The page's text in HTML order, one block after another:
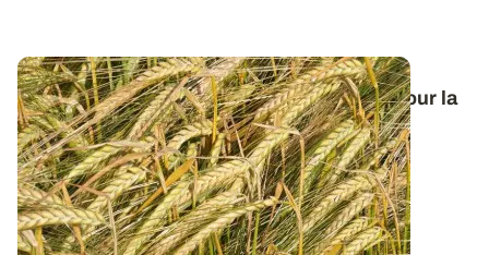
Orge de printemps : nos préconisations pour la
campagne 2026
Retrouvez tous les résultats d’essais de la dernière
campagne et nos préconisations pour...
13 FÉVR. 2026